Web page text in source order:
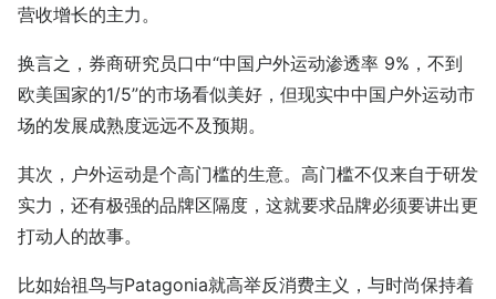
营收增长的主力。
换言之，券商研究员口中“中国户外运动渗透率 9%，不到
欧美国家的1/5”的市场看似美好，但现实中中国户外运动市
场的发展成熟度远远不及预期。
其次，户外运动是个高门槛的生意。高门槛不仅来自于研发
实力，还有极强的品牌区隔度，这就要求品牌必须要讲出更
打动人的故事。
比如始祖鸟与Patagonia就高举反消费主义，与时尚保持着